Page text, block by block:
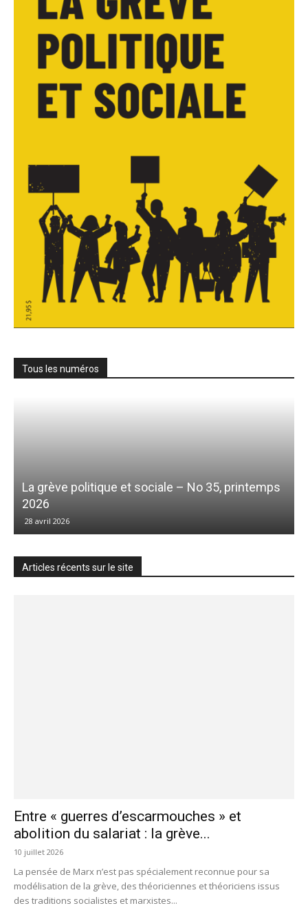
Tous les numéros
La grève politique et sociale – No 35, printemps
2026
28 avril 2026
Articles récents sur le site
Entre « guerres d’escarmouches » et
abolition du salariat : la grève...
10 juillet 2026
La pensée de Marx n’est pas spécialement reconnue pour sa
modélisation de la grève, des théoriciennes et théoriciens issus
des traditions socialistes et marxistes...